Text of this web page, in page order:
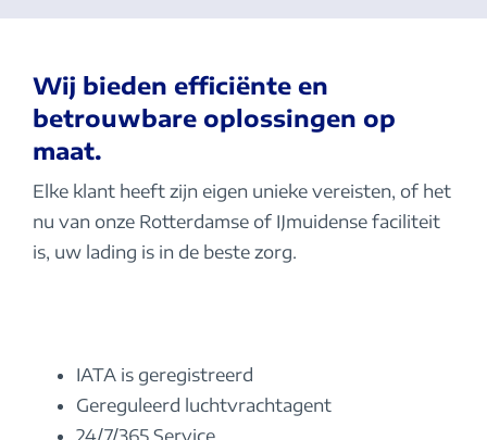
Wij bieden efficiënte en
betrouwbare oplossingen op
maat.
Elke klant heeft zijn eigen unieke vereisten, of het
nu van onze Rotterdamse of IJmuidense faciliteit
is, uw lading is in de beste zorg.
IATA is geregistreerd
Gereguleerd luchtvrachtagent
24/7/365 Service